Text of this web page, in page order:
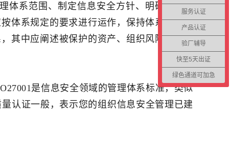
体系范围、制定信息安全方针、明确管理职
体系规定的要求进行运作，保持体系运作的
其中应阐述被保护的资产、组织风险管理的
是信息安全领域的管理体系标准，类似
认证一般，表示您的组织信息安全管理已建
服务认证
产品认证
验厂辅导
快至5天出证
绿色通道可加急